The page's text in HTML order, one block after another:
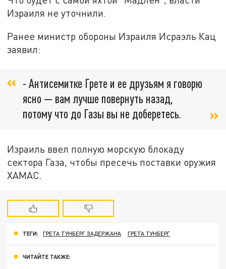
Израиля не уточнили.
Ранее министр обороны Израиля Исраэль Кац
заявил:
- Антисемитке Грете и ее друзьям я говорю
ясно — вам лучше повернуть назад,
потому что до Газы вы не доберетесь.
Израиль ввел полную морскую блокаду
сектора Газа, чтобы пресечь поставки оружия
ХАМАС.
ТЕГИ: ГРЕТА ТУНБЕРГ ЗАДЕРЖАНА ГРЕТА ТУНБЕРГ
ЧИТАЙТЕ ТАКЖЕ: